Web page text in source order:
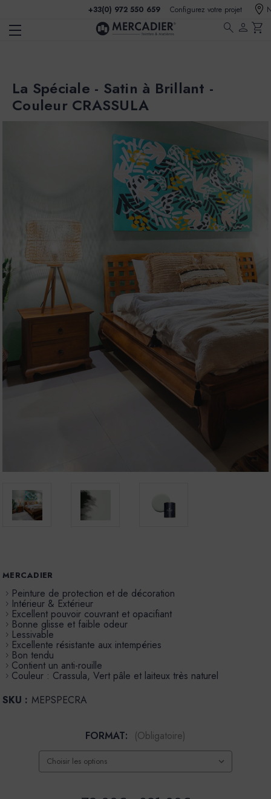
+33(0) 972 550 659 Configurez votre projet
search person shopping_cart
La Spéciale - Satin à Brillant -
Couleur CRASSULA
MERCADIER
Peinture de protection et de décoration
Intérieur & Extérieur
Excellent pouvoir couvrant et opacifiant
Bonne glisse et faible odeur
Lessivable
Excellente résistante aux intempéries
Bon tendu
Contient un anti-rouille
Couleur : Crassula, Vert pâle et laiteux très naturel
SKU : MEPSPECRA
FORMAT: (Obligatoire)